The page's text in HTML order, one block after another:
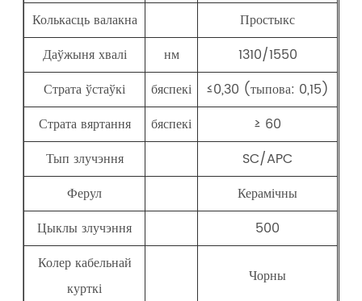
Колькасць валакна
Простыкс
Даўжыня хвалі
нм
1310/1550
Страта ўстаўкі
бяспекі
≤0,30 (тыпова: 0,15)
Страта вяртання
бяспекі
≥ 60
Тып злучэння
SC/APC
Ферул
Керамічны
Цыклы злучэння
500
Колер кабельнай
курткі
Чорны